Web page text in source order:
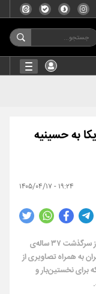
به حسینیه
۱۹:۲۴ - ۱۴۰۵/۰۴/۱۷
به گزارش ایسنا، سایت رهبر شهید ویدیویی روایتی از سرگذشت ۳۷ ساله‌ی
به همراه تصاویری از
برای نخستین‌بار و